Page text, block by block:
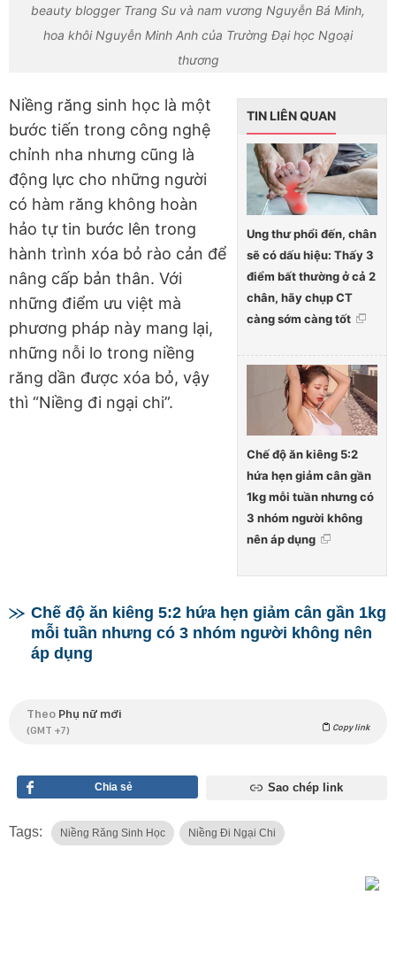
beauty blogger Trang Su và nam vương Nguyễn Bá Minh,
hoa khôi Nguyễn Minh Anh của Trường Đại học Ngoại
thương
TIN LIÊN QUAN
Ung thư phổi đến, chân
sẽ có dấu hiệu: Thấy 3
điểm bất thường ở cả 2
chân, hãy chụp CT
càng sớm càng tốt
Chế độ ăn kiêng 5:2
hứa hẹn giảm cân gần
1kg mỗi tuần nhưng có
3 nhóm người không
nên áp dụng
Niềng răng sinh học là một
bước tiến trong công nghệ
chỉnh nha nhưng cũng là
động lực cho những người
có hàm răng không hoàn
hảo tự tin bước lên trong
hành trình xóa bỏ rào cản để
nâng cấp bản thân. Với
những điểm ưu việt mà
phương pháp này mang lại,
những nỗi lo trong niềng
răng dần được xóa bỏ, vậy
thì “Niềng đi ngại chi”.
Chế độ ăn kiêng 5:2 hứa hẹn giảm cân gần 1kg
mỗi tuần nhưng có 3 nhóm người không nên
áp dụng
Theo Phụ nữ mới
(GMT +7) Copy link
Chia sẻ Sao chép link
Tags: Niềng Răng Sinh Học Niềng Đi Ngại Chi